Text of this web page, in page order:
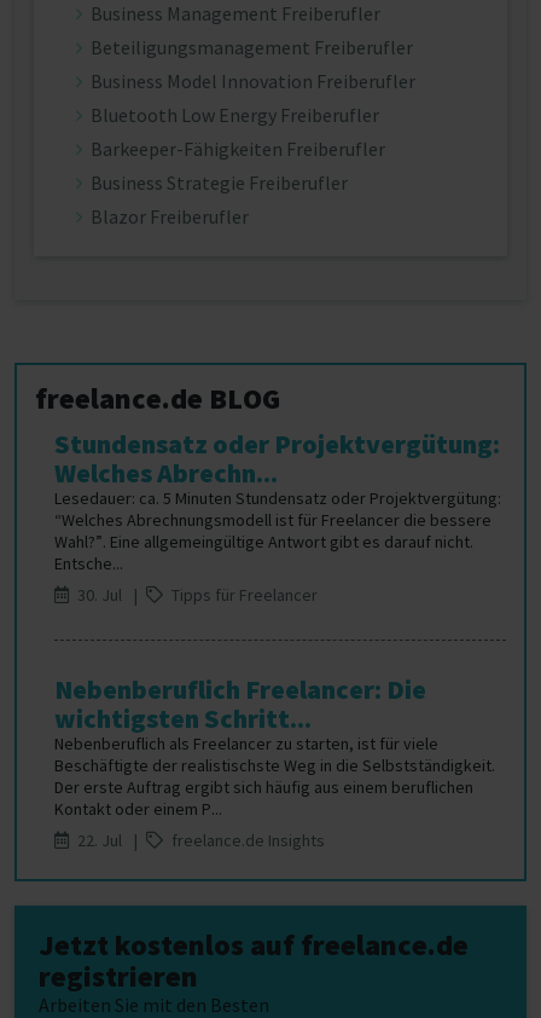
Business Management Freiberufler
Beteiligungsmanagement Freiberufler
Business Model Innovation Freiberufler
Bluetooth Low Energy Freiberufler
Barkeeper-Fähigkeiten Freiberufler
Business Strategie Freiberufler
Blazor Freiberufler
freelance.de BLOG
Stundensatz oder Projektvergütung:
Welches Abrechn...
Lesedauer: ca. 5 Minuten Stundensatz oder Projektvergütung:
“Welches Abrechnungsmodell ist für Freelancer die bessere
Wahl?”. Eine allgemeingültige Antwort gibt es darauf nicht.
Entsche...
30. Jul |
Tipps für Freelancer
Nebenberuflich Freelancer: Die
wichtigsten Schritt...
Nebenberuflich als Freelancer zu starten, ist für viele
Beschäftigte der realistischste Weg in die Selbstständigkeit.
Der erste Auftrag ergibt sich häufig aus einem beruflichen
Kontakt oder einem P...
22. Jul |
freelance.de Insights
Jetzt kostenlos auf freelance.de
registrieren
Arbeiten Sie mit den Besten